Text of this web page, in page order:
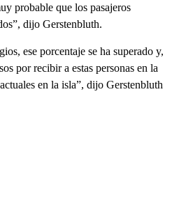
probable que los pasajeros
dijo Gerstenbluth.
ese porcentaje se ha superado y,
por recibir a estas personas en la
en la isla”, dijo Gerstenbluth